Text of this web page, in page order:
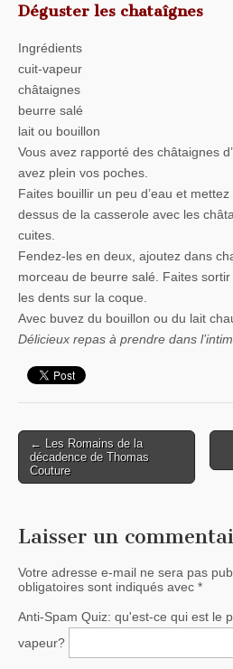
Déguster les chataîgnes
Ingrédients
cuit-vapeur
châtaignes
beurre salé
lait ou bouillon
Vous avez rapporté des châtaignes
avez plein vos poches.
Faites bouillir un peu d’eau et
dessus de la casserole avec les
cuites.
Fendez-les en deux, ajoutez dans
morceau de beurre salé. Faites
les dents sur la coque.
Avec buvez du bouillon ou du lait
Délicieux repas à prendre dans
Post navigation
← Les Romains de la
décadence de Thomas
Couture
Laisser un
Votre adresse e-mail ne sera pas
obligatoires sont indiqués avec *
Anti-Spam Quiz: qu'est-ce qui est le
vapeur?